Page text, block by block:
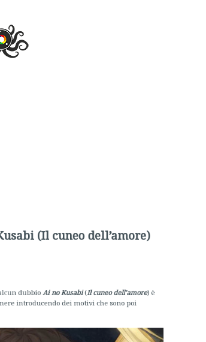
la storia d’amore in un contesto